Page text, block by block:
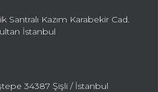
Santralı Kazım Karabekir Cad.
İstanbul
34387 Şişli / İstanbul